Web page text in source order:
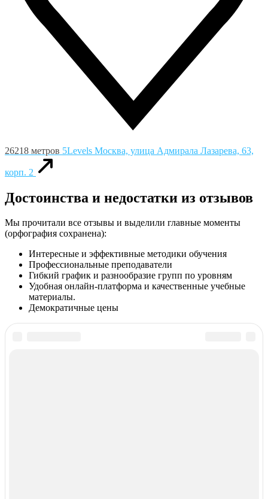
26218 метров 5Levels Москва, улица Адмирала Лазарева, 63,
корп. 2
Достоинства и недостатки из отзывов
Мы прочитали все отзывы и выделили главные моменты
(орфография сохранена):
Интересные и эффективные методики обучения
Профессиональные преподаватели
Гибкий график и разнообразие групп по уровням
Удобная онлайн-платформа и качественные учебные
материалы.
Демократичные цены